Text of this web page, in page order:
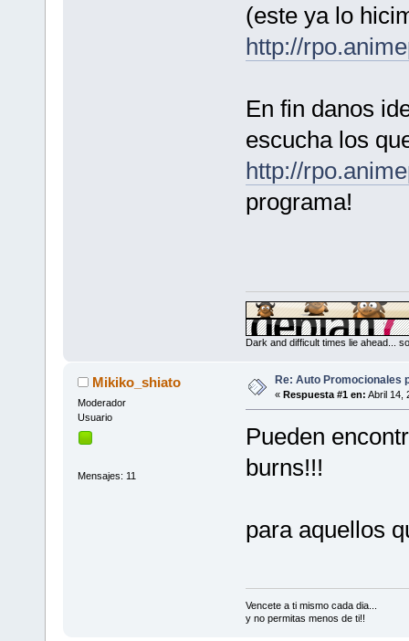
(este ya lo
http://
En fin danos
escucha los
http://
programa!
Dark and difficult times lie ahead...
Mikiko_shiato
Moderador
Usuario
Mensajes: 11
Re: Auto Promocionales
« Respuesta #1 en: Abril 14,
Pueden
burns!!!
para aquellos
Vencete a ti mismo cada dia...
y no permitas menos de ti!!